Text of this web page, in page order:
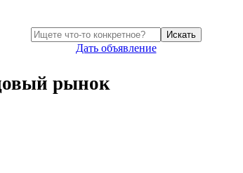
Искать
Дать объявление
рынок